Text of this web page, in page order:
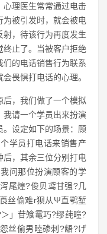
理医生常常通过电击
为被引发时，就会被电
射，待该行为再度发生
终止了。当被客户拒绝
们的电话销售行为联系
畏惧打电话的心理。
，我们做了一个模拟
请一个学员出来扮演
。设定如下的场景：顾
学员打电话来销售产
后，其余三位分别打电
问那位扮演顾客的学
尾煌?俊贝鸢甘强?几
丝偷难г狈从Ψ直鹗堑
」苷飧鼋巧?缪莼疃?
丝偷男睦碜刺?龉?げ